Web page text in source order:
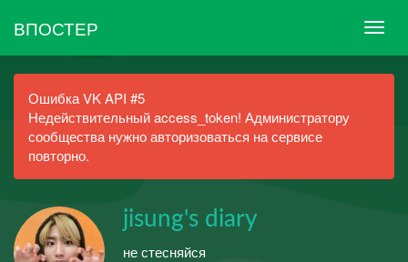
ВПОСТЕР
Ошибка VK API #5
Недействительный access_token! Администратору
сообщества нужно авторизоваться на сервисе
повторно.
jisung's diary
не стесняйся